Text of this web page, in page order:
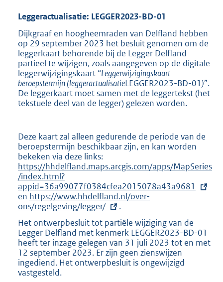
Leggeractualisatie: LEGGER2023-BD-01
Dijkgraaf en hoogheemraden van Delfland hebben
op 29 september 2023 het besluit genomen om de
leggerkaart behorende bij de Legger Delfland
partieel te wijzigen, zoals aangegeven op de digitale
leggerwijzigingskaart “Leggerwijzigingskaart
beroepstermijn(leggeractualisatieLEGGER2023-BD-01 )”.
De leggerkaart moet samen met de leggertekst (het
tekstuele deel van de legger) gelezen worden.
Deze kaart zal alleen gedurende de periode van de
beroepstermijn beschikbaar zijn, en kan worden
bekeken via deze links:
x
e
r
n
i
n
k
:
https://hhdelfland.maps.arcgis.com/apps/MapSeries
/index.html?
appid=36a99077f0384cfea2015078a43a9681
en E
x
e
r
n
e
l
i
https://www.hhdelfland.nl/over-
ons/regelgeving/legger/
.
Het ontwerpbesluit tot partiële wijziging van de
Legger Delfland met kenmerk LEGGER2023-BD-01
heeft ter inzage gelegen van 31 juli 2023 tot en met
12 september 2023. Er zijn geen zienswijzen
ingediend. Het ontwerpbesluit is ongewijzigd
vastgesteld.